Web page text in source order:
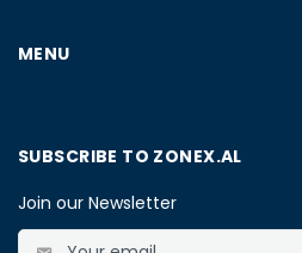
MENU
SUBSCRIBE TO ZONEX.AL
Join our Newsletter